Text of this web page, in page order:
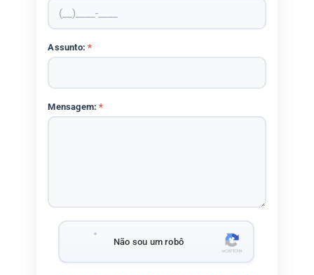
Assunto:*
Mensagem:*
Não sou um robô